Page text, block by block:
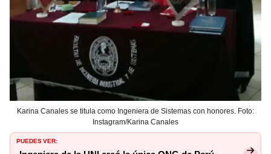
Karina Canales se titula como Ingeniera de Sistemas con honores. Foto:
Instagram/Karina Canales
PUEDES VER: